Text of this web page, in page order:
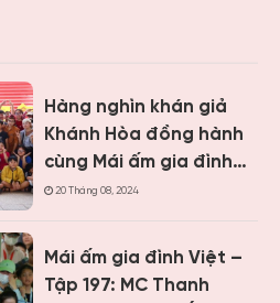
Hàng nghìn khán giả
Khánh Hòa đồng hành
cùng Mái ấm gia đình
Việt, trao hơn 9 tỷ
20 Tháng 08, 2024
Mái ấm gia đình Việt –
Tập 197: MC Thanh